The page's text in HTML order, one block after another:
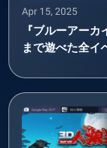
Apr 15, 2025
『ブルーアー
まで遊べた全イ